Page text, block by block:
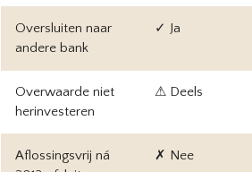
Oversluiten naar
andere bank
✓ Ja
Overwaarde niet
herinvesteren
⚠ Deels
Aflossingsvrij ná
✗ Nee